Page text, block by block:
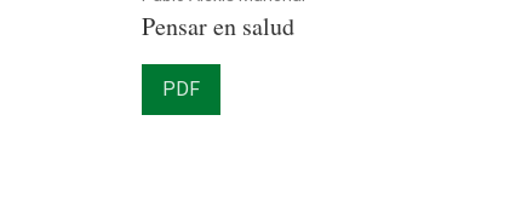
Pensar en salud
PDF